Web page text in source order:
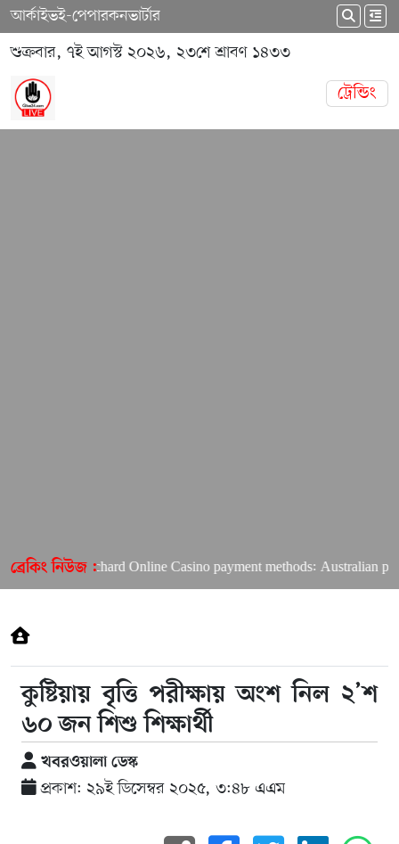
আর্কাইভই-পেপারকনভার্টার
শুক্রবার, ৭ই আগস্ট ২০২৬, ২৩শে শ্রাবণ ১৪৩৩
ট্রেন্ডিং
ব্রেকিং নিউজ :Richard Online Casino payment methods: Australian
কুষ্টিয়ায় বৃত্তি পরীক্ষায় অংশ নিল ২’শ
৬০ জন শিশু শিক্ষার্থী
খবরওয়ালা ডেস্ক
প্রকাশ: ২৯ই ডিসেম্বর ২০২৫, ৩:৪৮ এএম